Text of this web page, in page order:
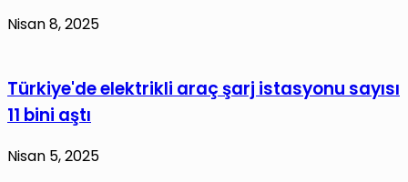
Nisan 8, 2025
Türkiye'de elektrikli araç şarj istasyonu sayısı
11 bini aştı
Nisan 5, 2025